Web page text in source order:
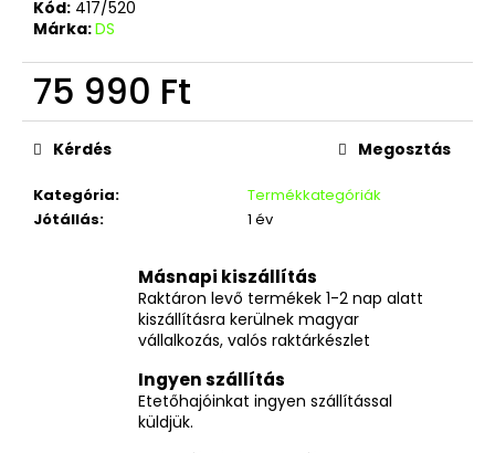
Kód: 417/520
Márka:DS
75 990 Ft
Egységár:
Kategória:
Termékkategóriák
Jótállás: 1 év
Kérdés Megosztás
Másnapi kiszállítás
Raktáron levő termékek 1-2 nap alatt
kiszállításra kerülnek magyar
vállalkozás, valós raktárkészlet
Ingyen szállítás
Etetőhajóinkat ingyen szállítással
küldjük.